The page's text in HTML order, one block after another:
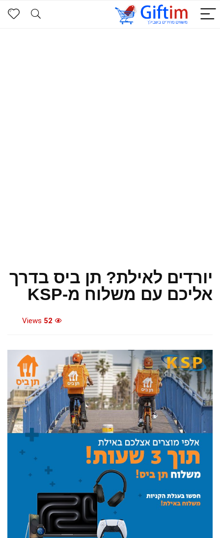
יורדים לאילת? תן ביס בדרך
אליכם עם משלוח מ-KSP
52